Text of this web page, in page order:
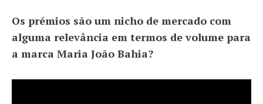
Os prémios são um nicho de mercado com
alguma relevância em termos de volume para
a marca Maria João Bahia?